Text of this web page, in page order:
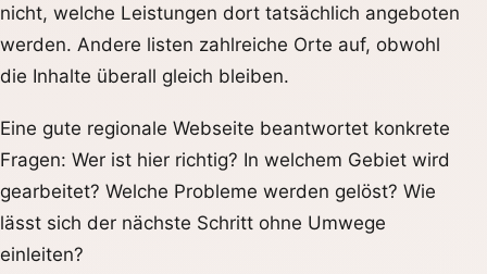
nicht, welche Leistungen dort tatsächlich angeboten
werden. Andere listen zahlreiche Orte auf, obwohl
die Inhalte überall gleich bleiben.
Eine gute regionale Webseite beantwortet konkrete
Fragen: Wer ist hier richtig? In welchem Gebiet wird
gearbeitet? Welche Probleme werden gelöst? Wie
lässt sich der nächste Schritt ohne Umwege
einleiten?